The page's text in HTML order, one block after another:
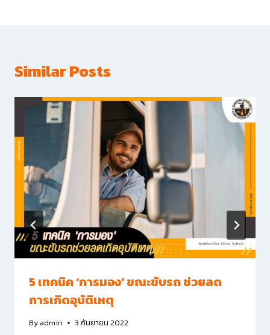
Similar Posts
5 เทคนิค ‘การมอง’ ขณะขับรถ ช่วยลด
การเกิดอุบัติเหตุ
By admin 3 กันยายน 2022